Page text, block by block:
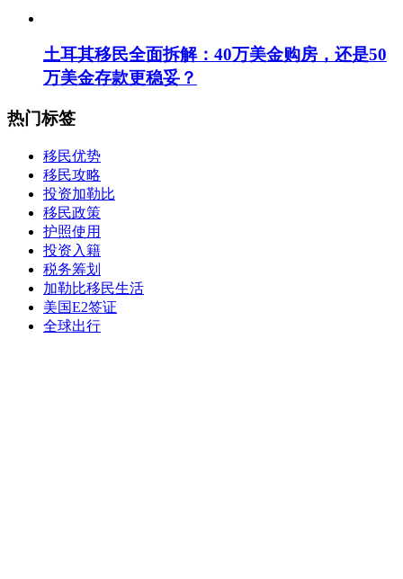
土耳其移民全面拆解：40万美金购房，还是50
万美金存款更稳妥？
热门标签
移民优势
移民攻略
投资加勒比
移民政策
护照使用
投资入籍
税务筹划
加勒比移民生活
美国E2签证
全球出行